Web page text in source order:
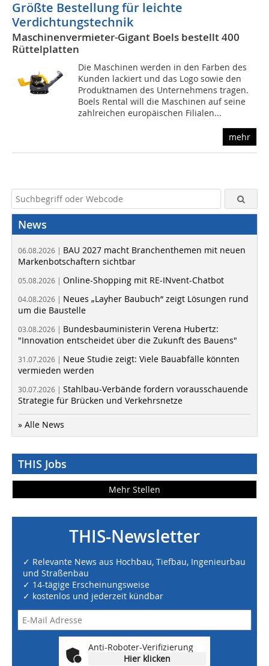
Größte Bestellung für leichte
Verdichtungstechnik
Maschinenvermieter-Gigant Boels bestellt 400
Rüttelplatten
Die Maschinen werden in den Farben des
Kunden lackiert und das Logo sowie den
Produktnamen des Unternehmens tragen.
Boels Rental will die Maschinen auf seine
zahlreichen europäischen Filialen...
mehr
News
06.08.2026 | BAU 2027 macht Branchenthemen mit neuen
Markenbotschaftern sichtbar
05.08.2026 | Online-Shopping mit RE-INvent-Chatbot
04.08.2026 | Neues „Layher Baubuch“ zeigt Lösungen rund
um die Baustelle
03.08.2026 | Bundesbauministerin Verena Hubertz:
"Innovation entscheidet über die Zukunft des Bauens"
31.07.2026 | Neue Studie zeigt: Viele Bauabfälle könnten
vermieden werden
30.07.2026 | Stahlbau-Verbände fordern vorausschauende
Strategie für Brücken und Verkehrsnetze
» Alle News
THIS Jobs
Mehr Stellen
THIS-Newsletter
✓ Relevante News aus Hochbau, Tiefbau, Ingenieurbau
und Straßenbau
✓ 14-tägige Erscheinungsweise
✓ kostenlos und jederzeit kündbar
Anti-Roboter-Verifizierung
Hier klicken